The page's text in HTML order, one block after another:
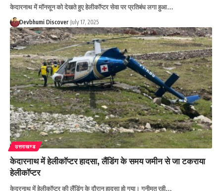
केदारनाथ में मॉनसून को देखते हुए हेलीकॉप्टर सेवा पर प्रतिबंध लगा हुआ…
Devbhumi Discover July 17, 2025
उत्तराखण्ड
केदारनाथ में हेलीकॉप्टर हादसा, लैंडिंग के समय जमीन से जा टकराया
हेलीकॉप्टर
केदरनाथ में हेलीकॉप्टर की लैंडिंग के दौरान हादसा हो गया। गनीमत रही…